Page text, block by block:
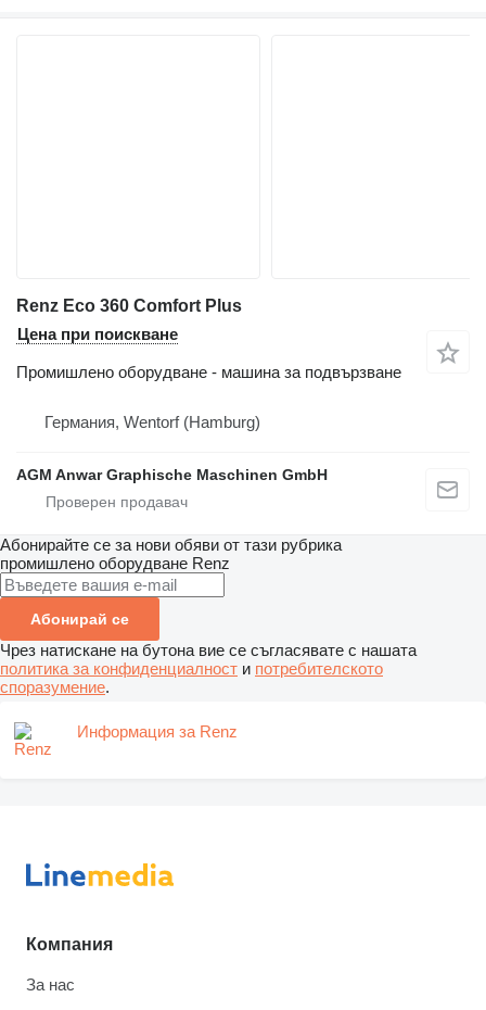
Renz Eco 360 Comfort Plus
Цена при поискване
Промишлено оборудване - машина за подвързване
Германия, Wentorf (Hamburg)
AGM Anwar Graphische Maschinen GmbH
Абонирайте се за нови обяви от тази рубрика
промишлено оборудване Renz
Абонирай се
Чрез натискане на бутона вие се съгласявате с нашата
политика за конфиденциалност и потребителското
споразумение.
Информация за Renz
Компания
За нас